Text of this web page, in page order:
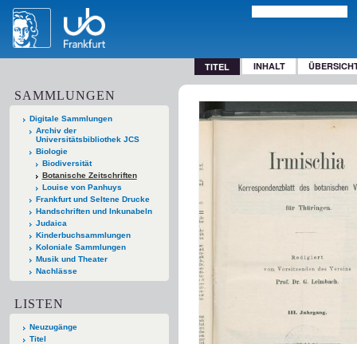
TITEL INHALT
SAMMLUNGEN
Digitale Sammlungen
Archiv der
Universitätsbibliothek JCS
Biologie
Biodiversität
Botanische Zeitschriften
Louise von Panhuys
Frankfurt und Seltene Drucke
Handschriften und Inkunabeln
Judaica
Kinderbuchsammlungen
Koloniale Sammlungen
Musik und Theater
Nachlässe
LISTEN
Neuzugänge
Titel